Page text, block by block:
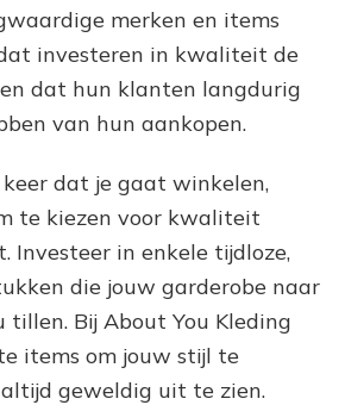
merken en items
investeren in kwaliteit de
dat hun klanten langdurig
van hun aankopen.
keer dat je gaat winkelen,
te kiezen voor kwaliteit
Investeer in enkele tijdloze,
die jouw garderobe naar
tillen. Bij About You Kleding
items om jouw stijl te
geweldig uit te zien.